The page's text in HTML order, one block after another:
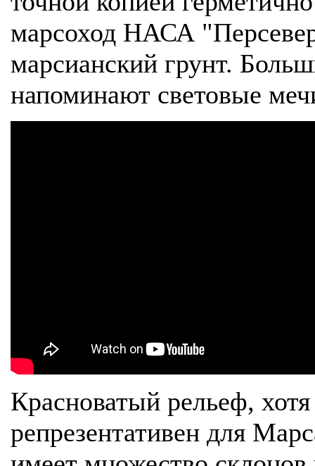
марсоход НАСА
марсианский грунт.
напоминают световые
Красноватый рельеф,
репрезентативен для